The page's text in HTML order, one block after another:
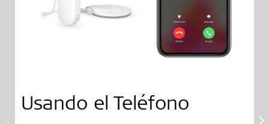
Usando el Teléfono